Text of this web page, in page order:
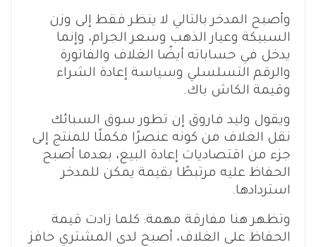
وأصبح المدخر بالتالي لا ينظر فقط إلى وزن
السبيكة وعيار الذهب وسعر الجرام، وإنما
يدخل في حساباته أيضًا الغلاف والفاتورة
والرقم التسلسلي وسياسة إعادة الشراء
وقيمة الكاش باك.
ويقول وليد فاروق إن تطور سوق السبائك
نقل الغلاف من كونه عنصرًا مكملًا للمنتج إلى
جزء من اقتصاديات إعادة البيع، بعدما أصبح
الحفاظ عليه مرتبطًا بقيمة يمكن للمدخر
استردادها.
وتظهر هنا مفارقة مهمة: كلما زادت قيمة
الحفاظ على الغلاف، أصبح لدى المشتري حافز